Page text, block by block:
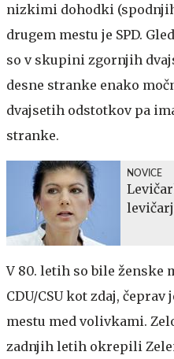
nizkimi dohodki
drugem mestu je SPD.
so v skupini zgornjih
desne stranke enako
dvajsetih odstotkov pa
stranke.
NOVICE
V 80. letih so bile ženske
CDU/CSU kot zdaj,
mestu med volivkami.
zadnjih letih okrepili